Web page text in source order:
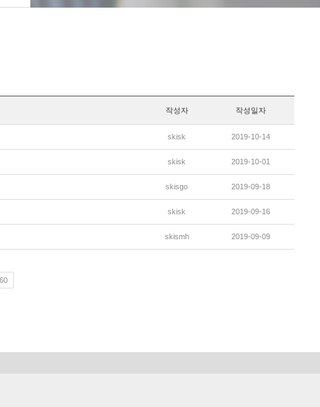
작성자 작성일자
skisk 2019-10-14
skisk 2019-10-01
skisgo 2019-09-18
skisk 2019-09-16
skismh 2019-09-09
60